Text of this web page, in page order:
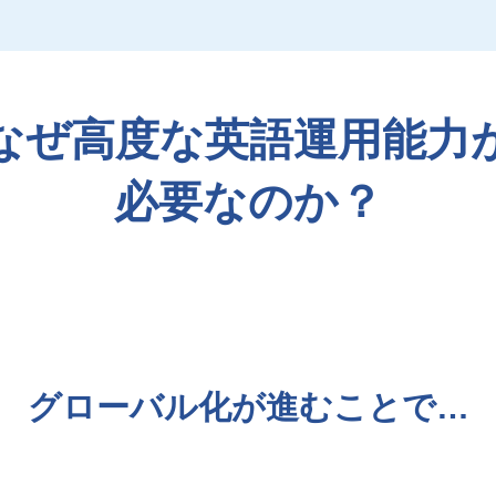
ぜ高度な英語運用能力
必要なのか？
グローバル化が進むことで…